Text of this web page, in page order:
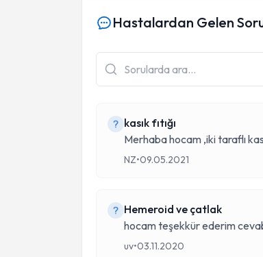
Hastalardan Gelen
kasık fıtığı
Merhaba hocam ,iki taraflı
NZ•09.05.2021
Hemeroid ve çatlak
hocam teşekkür ederim
uv•03.11.2020